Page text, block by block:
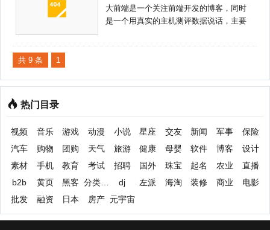
益。海量用户资源 微博用户数已达5.56亿
(截止至2013年3月底)，活跃用户数高达
330亿次。不限语言、不限平台的自由接
行语言的软件开发工具包。发微博、读取
微博等功能实例代码，可以帮助你快速掌
力 微博开放平台应用频道的日活跃用户
量正在快速上升，其中无线应用日活跃用
户在2013年上半年提升超过200%。开发
的用户数增长迅猛，从移动端登录微博的
大前端是一个关注前端开发的博客，同时
是一个用真实的主机测评数据说话，主要
共 9 条
1
热门目录
视频 音乐 游戏 动漫 小说 星座 交友 新闻 军事
保险
汽车
购物 团购 天气 旅游 健康 母婴 软件 博客
设计
素材
手机 教育 考试 招聘 国外 珠宝 起名 农业
直播
b2b
黄页 黑客 分类信息 dj 左派 海淘 装修 商业
电影
批发
融资 日本 房产 元宇宙